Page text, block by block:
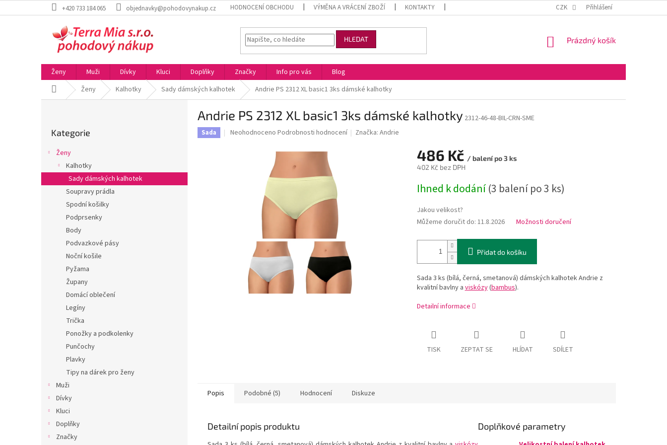
na
+420 733 184 065 objednavky@pohodovynakup.cz HODNOCENÍ OBCHODU VÝMĚNA A VRÁCENÍ ZBOŽÍ KONTAKTY OBCHODNÍ PODMÍNKY VELKOOBCHOD
CZK Přihlášení
HLEDAT
NÁKUPNÍ
Prázdný košík
Ženy Muži Dívky Kluci Doplňky Značky Info pro vás
Blog
Domů Ženy Kalhotky Sady dámských kalhotek Andrie PS 2312 XL basic1 3ks dámské kalhotky
n
kategorie
Kategorie
Ženy
Kalhotky
Sady dámských kalhotek
Soupravy prádla
Spodní košilky
Podprsenky
Body
Podvazkové pásy
Noční košile
Pyžama
Župany
Domácí oblečení
Legíny
Trička
Ponožky a podkolenky
Punčochy
Plavky
Tipy na dárek pro ženy
Muži
Dívky
Kluci
Doplňky
Značky
Andrie PS 2312 XL basic1 3ks dámské kalhotky 2312-46-48-BIL-CRN-SME
Sada
Průměrné
Neohodnoceno Podrobnosti hodnocení Značka:Andrie
486 Kč / balení po 3 ks
402 Kč bez DPH
cena:
Ihned k dodání(3 balení po 3 ks)
Jakou velikost?
Můžeme doručit do: 11.8.2026 Možnosti doručení
Přidat do košíku
Sada 3 ks (bílá, černá, smetanová) dámských kalhotek Andrie z
kvalitní bavlny aviskózy(bambus).
Detailní informace
TISK ZEPTAT SE HLÍDAT SDÍLET
Popis Podobné (5) Hodnocení Diskuze
Detailní popis produktu Doplňkové parametry